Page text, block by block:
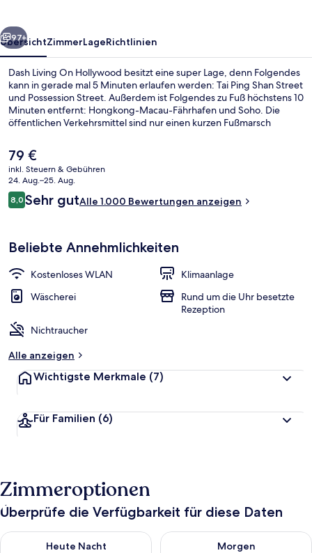
Weiter
97+
ÜbersichtZimmerLageRichtlinien
Dash Living On Hollywood besitzt eine super Lage, denn Folgendes
kann in gerade mal 5 Minuten erlaufen werden: Tai Ping Shan Street
und Possession Street. Außerdem ist Folgendes zu Fuß höchstens 10
Minuten entfernt: Hongkong-Macau-Fährhafen und Soho. Die
öffentlichen Verkehrsmittel sind nur einen kurzen Fußmarsch
Minuten und zur Straßenbahnhaltestelle Western Market 5
Minuten.
Der
aktuelle
Preis
beträgt
79 €.
79 €
inkl. Steuern & Gebühren
24. Aug.–25. Aug.
Bewertungen
8,08,0 von 10.
Sehr gutAlle 1.000 Bewertungen anzeigen
Beliebte Annehmlichkeiten
Kostenloses WLAN
Klimaanlage
Wäscherei
Rund um die Uhr besetzte
Rezeption
Nichtraucher
Alle anzeigen
Wichtigste Merkmale (7)
Für Familien (6)
Zimmeroptionen
Überprüfe die Verfügbarkeit für diese Daten
Heute Nacht
Überprüfe die Verfügbarkeit für heute Nacht, Aug. 8 - Aug. 9.
Morgen
Überprüfe die Verfügbarkeit